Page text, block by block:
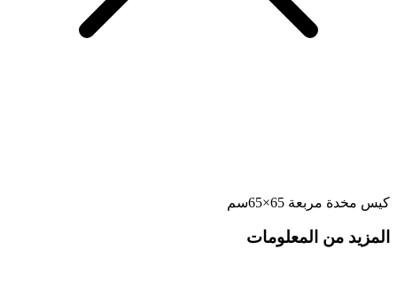
كيس مخدة مربعة 65×65سم
المزيد من المعلومات